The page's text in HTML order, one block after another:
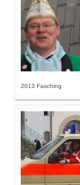
2013 Fasching